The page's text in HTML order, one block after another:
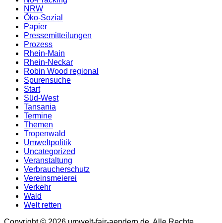
NRW
Öko-Sozial
Papier
Pressemitteilungen
Prozess
Rhein-Main
Rhein-Neckar
Robin Wood regional
Spurensuche
Start
Süd-West
Tansania
Termine
Themen
Tropenwald
Umweltpolitik
Uncategorized
Veranstaltung
Verbraucherschutz
Vereinsmeierei
Verkehr
Wald
Welt retten